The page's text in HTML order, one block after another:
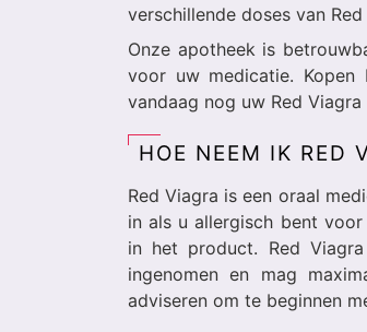
verschillende doses van
Onze apotheek is
voor uw medicatie.
vandaag nog uw Red
HOE NEEM IK RED
Red Viagra is een oraal
in als u allergisch bent
in het product. Red
ingenomen en mag
adviseren om te beginnen